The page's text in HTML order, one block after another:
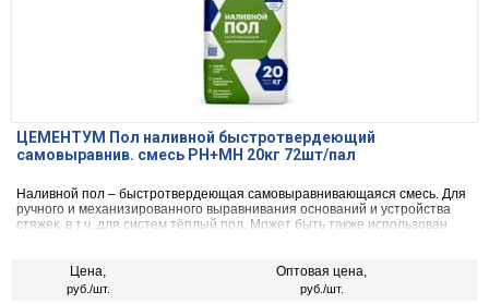
ЦЕМЕНТУМ Пол наливной быстротвердеющий
самовыравнив. смесь РН+МН 20кг 72шт/пал
Наливной пол – быстротвердеющая самовыравнивающаяся смесь. Для
ручного и механизированного выравнивания оснований и устройства
стяжек, в т.ч. для систем тёплый пол. Может быть также использован
влажностью.
Цена,
руб./шт.
Оптовая цена,
руб./шт.